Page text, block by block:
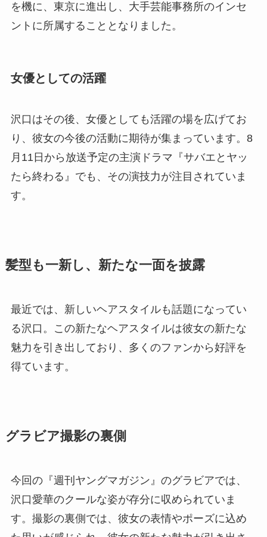
を機に、東京に進出し、大手芸能事務所のインセ
ントに所属することとなりました。
女優としての活躍
沢口はその後、女優としても活躍の場を広げてお
り、彼女の今後の活動に期待が集まっています。8
月11日から放送予定の主演ドラマ『サバエとヤッ
たら終わる』でも、その演技力が注目されていま
す。
髪型も一新し、新たな一面を披露
最近では、新しいヘアスタイルも話題になってい
る沢口。この新たなヘアスタイルは彼女の新たな
魅力を引き出しており、多くのファンから好評を
得ています。
グラビア撮影の裏側
今回の『週刊ヤングマガジン』のグラビアでは、
沢口愛華のクールな姿が存分に収められていま
す。撮影の裏側では、彼女の表情やポーズに込め